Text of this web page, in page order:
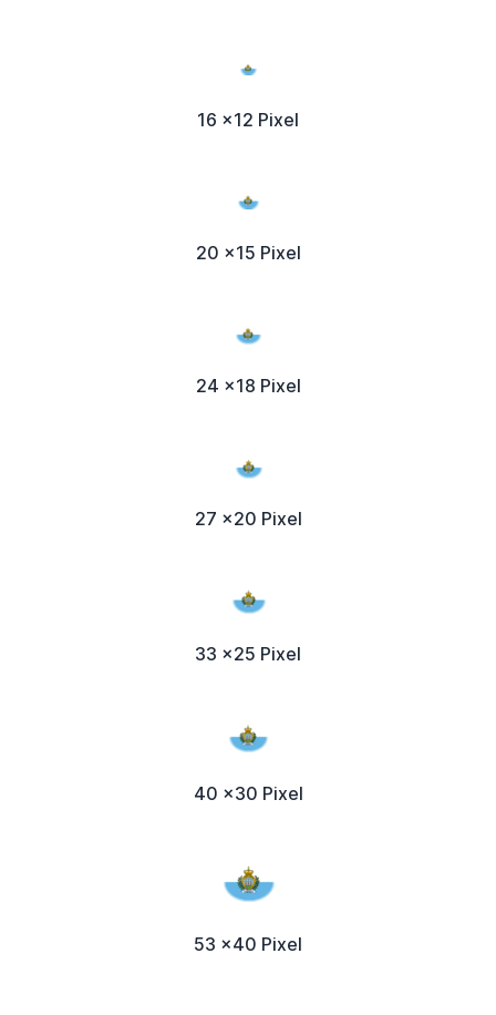
16 x12 Pixel
20 x15 Pixel
24 x18 Pixel
27 x20 Pixel
33 x25 Pixel
40 x30 Pixel
53 x40 Pixel